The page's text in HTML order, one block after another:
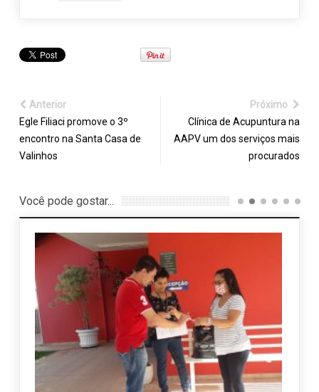
Anterior
Egle Filiaci promove o 3º
encontro na Santa Casa de
Valinhos
Próximo
Clínica de Acupuntura na
AAPV um dos serviços mais
procurados
Você pode gostar...